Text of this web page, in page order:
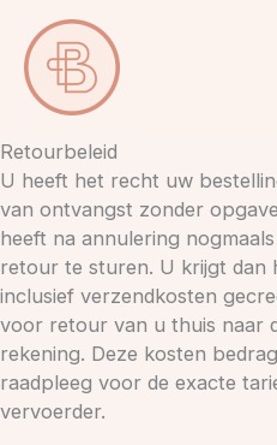
naar
inhoud
Retourbeleid
U heeft het recht uw
van ontvangst zonder
heeft na annulering
retour te sturen. U krijgt dan
inclusief verzendkosten
voor retour van u thuis naar
rekening. Deze kosten
raadpleeg voor de exacte
vervoerder.